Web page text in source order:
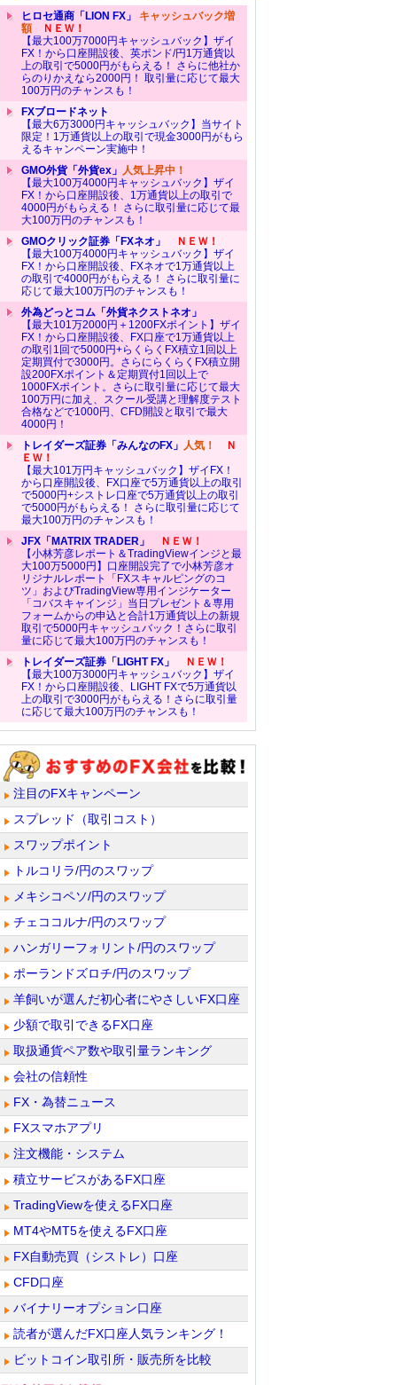
ヒロセ通商「LION FX」 キャッシュバック増
額ＮＥＷ！
【最大100万7000円キャッシュバック】ザイ
FX！から口座開設後、英ポンド/円1万通貨以
上の取引で5000円がもらえる！ さらに他社か
らのりかえなら2000円！ 取引量に応じて最大
100万円のチャンスも！
FXブロードネット
【最大6万3000円キャッシュバック】当サイト
限定！1万通貨以上の取引で現金3000円がもら
えるキャンペーン実施中！
GMO外貨「外貨ex」 人気上昇中！
【最大100万4000円キャッシュバック】ザイ
FX！から口座開設後、1万通貨以上の取引で
4000円がもらえる！ さらに取引量に応じて最
大100万円のチャンスも！
GMOクリック証券「FXネオ」
ＮＥＷ！
【最大100万4000円キャッシュバック】ザイ
FX！から口座開設後、FXネオで1万通貨以上
の取引で4000円がもらえる！ さらに取引量に
応じて最大100万円のチャンスも！
外為どっとコム「外貨ネクストネオ」
【最大101万2000円＋1200FXポイント】ザイ
FX！から口座開設後、FX口座で1万通貨以上
の取引1回で5000円+らくらくFX積立1回以上
定期買付で3000円。さらにらくらくFX積立開
設200FXポイント＆定期買付1回以上で
1000FXポイント。さらに取引量に応じて最大
100万円に加え、スクール受講と理解度テスト
合格などで1000円、CFD開設と取引で最大
4000円！
トレイダーズ証券「みんなのFX」 人気！
Ｎ
ＥＷ！
【最大101万円キャッシュバック】ザイFX！
から口座開設後、FX口座で5万通貨以上の取引
で5000円+シストレ口座で5万通貨以上の取引
で5000円がもらえる！ さらに取引量に応じて
最大100万円のチャンスも！
JFX「MATRIX TRADER」
ＮＥＷ！
【小林芳彦レポート＆TradingViewインジと最
大100万5000円】口座開設完了で小林芳彦オ
リジナルレポート「FXスキャルピングのコ
ツ」およびTradingView専用インジケーター
「コバスキャインジ」当日プレゼント＆専用
フォームからの申込と合計1万通貨以上の新規
取引で5000円キャッシュバック！さらに取引
量に応じて最大100万円のチャンスも！
トレイダーズ証券「LIGHT FX」
ＮＥＷ！
【最大100万3000円キャッシュバック】ザイ
FX！から口座開設後、LIGHT FXで5万通貨以
上の取引で3000円がもらえる！さらに取引量
に応じて最大100万円のチャンスも！
注目のFXキャンペーン
スプレッド（取引コスト）
スワップポイント
トルコリラ/円のスワップ
メキシコペソ/円のスワップ
チェココルナ/円のスワップ
ハンガリーフォリント/円のスワップ
ポーランドズロチ/円のスワップ
羊飼いが選んだ初心者にやさしいFX口座
少額で取引できるFX口座
取扱通貨ペア数や取引量ランキング
会社の信頼性
FX・為替ニュース
FXスマホアプリ
注文機能・システム
積立サービスがあるFX口座
TradingViewを使えるFX口座
MT4やMT5を使えるFX口座
FX自動売買（シストレ）口座
CFD口座
バイナリーオプション口座
読者が選んだFX口座人気ランキング！
ビットコイン取引所・販売所を比較